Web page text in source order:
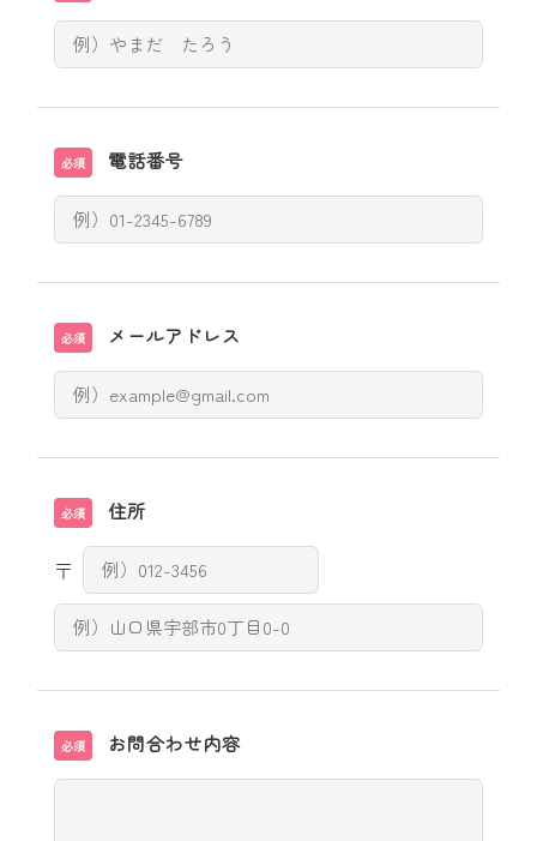
必須 電話番号
必須 メールアドレス
必須 住所
〒
必須 お問合わせ内容